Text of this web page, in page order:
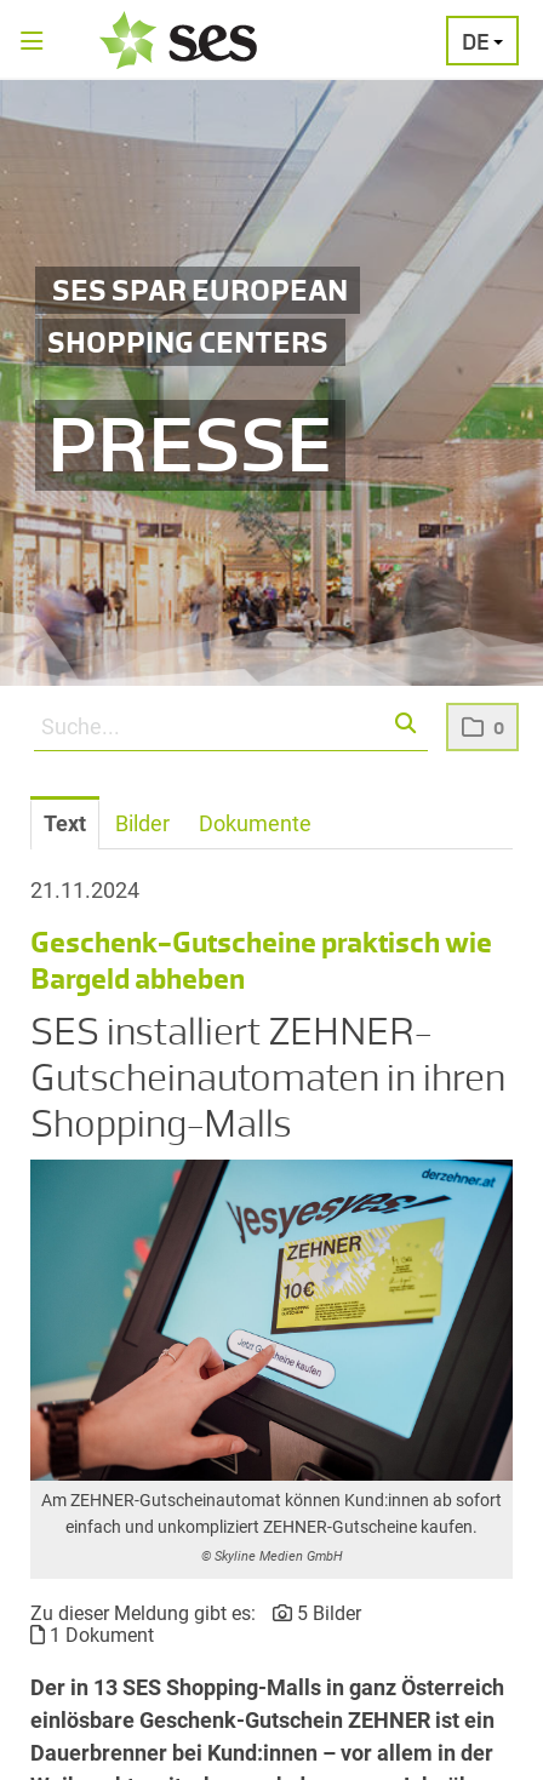
0
DE
SES SPAR EUROPEAN
SHOPPING CENTERS
PRESSE
PRESSEAUSSENDUNGEN
Text Bilder Dokumente
21.11.2024
Geschenk-Gutscheine praktisch wie
Bargeld abheben
SES installiert ZEHNER-
Gutscheinautomaten in ihren
Shopping-Malls
Am ZEHNER-Gutscheinautomat können Kund:innen ab sofort
einfach und unkompliziert ZEHNER-Gutscheine kaufen.
© Skyline Medien GmbH
Zu dieser Meldung gibt es:
5 Bilder
1 Dokument
Der in 13 SES Shopping-Malls in ganz Österreich
einlösbare Geschenk-Gutschein ZEHNER ist ein
Dauerbrenner bei Kund:innen – vor allem in der